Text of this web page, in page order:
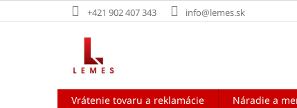
na
+421 902 407 343 info@lemes.sk
Vrátenie tovaru a reklamácie Náradie a